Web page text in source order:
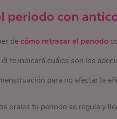
periodo con
decómo retrasar el periodo
te indicará cuáles son los
para no afectar la
orales tu periodo se regula y